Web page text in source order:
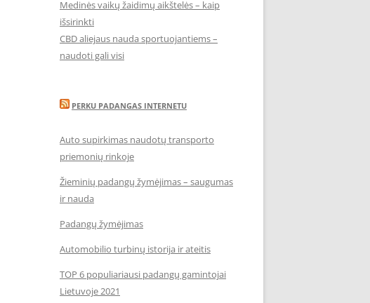
Medinės vaikų žaidimų aikštelės – kaip
išsirinkti
CBD aliejaus nauda sportuojantiems –
naudoti gali visi
PERKU PADANGAS INTERNETU
Auto supirkimas naudotų transporto
priemonių rinkoje
Žieminių padangų žymėjimas – saugumas
ir nauda
Padangų žymėjimas
Automobilio turbinų istorija ir ateitis
TOP 6 populiariausi padangų gamintojai
Lietuvoje 2021